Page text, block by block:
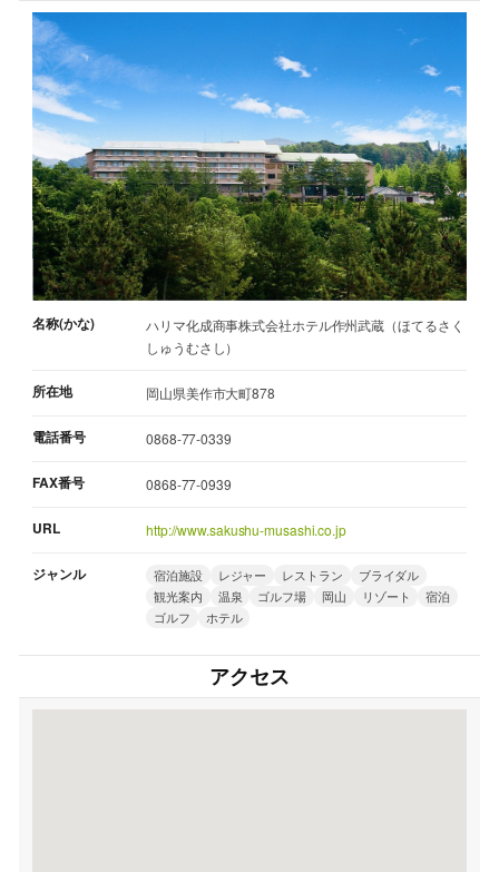
名称(かな)
ハリマ化成商事株式会社ホテル作州武蔵（ほてるさく
しゅうむさし）
所在地 岡山県美作市大町878
電話番号 0868-77-0339
FAX番号 0868-77-0939
URL http://www.sakushu-musashi.co.jp
ジャンル 宿泊施設 レジャー レストラン
ブライダル
観光案内
温泉 ゴルフ場 岡山 リゾート
宿泊
ゴルフ
ホテル
アクセス